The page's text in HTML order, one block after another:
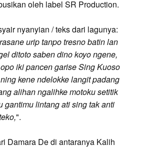
oleh label SR Production.
nyanyian / teks dari lagunya:
urip tanpo tresno batin lan
ditoto saben dino koyo ngene,
iki pancen garise Sing Kuoso
kene ndelokke langit padang
alihan ngalihke motoku setitik
gantimu lintang ati sing tak anti
".
Damara De di antaranya Kalih